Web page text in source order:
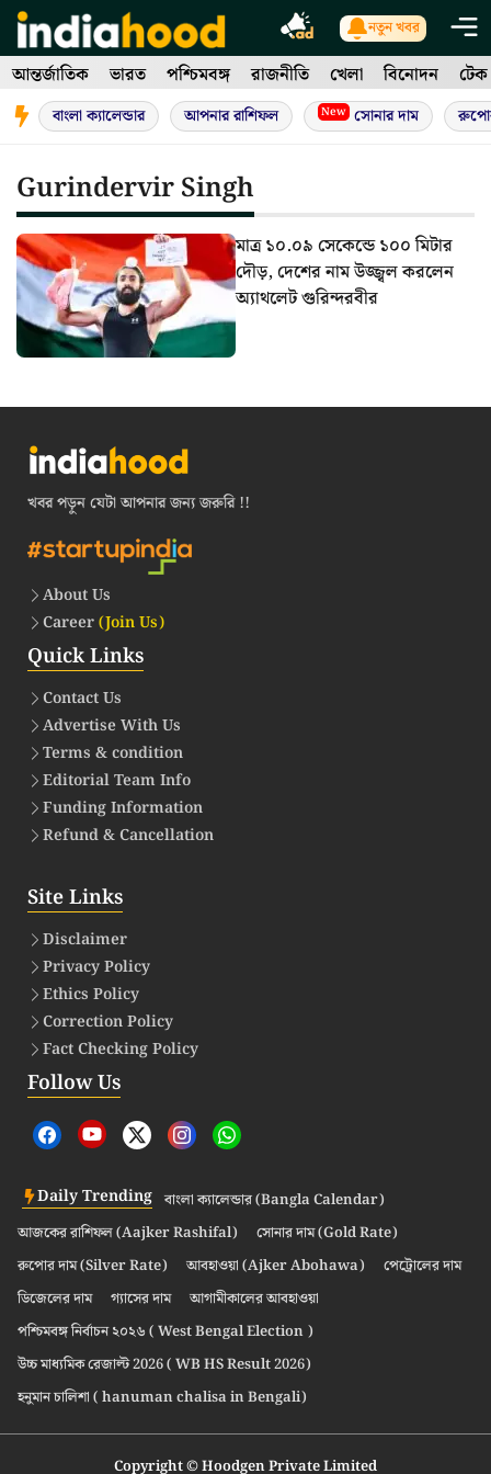
Skip
to
content
নতুন খবর
আন্তর্জাতিক ভারত পশ্চিমবঙ্গ রাজনীতি খেলা বিনোদন টেক
বাংলা ক্যালেন্ডার আপনার রাশিফল New সোনার দাম
Gurindervir Singh
মাত্র ১০.০৯ সেকেন্ডে ১০০ মিটার
দৌড়, দেশের নাম উজ্জ্বল করলেন
অ্যাথলেট গুরিন্দরবীর
খবর পড়ুন যেটা আপনার জন্য জরুরি !!
About Us
Career(Join Us)
Quick Links
Contact Us
Advertise With Us
Terms & condition
Editorial Team Info
Funding Information
Refund & Cancellation
Site Links
Disclaimer
Privacy Policy
Ethics Policy
Correction Policy
Fact Checking Policy
Follow Us
Daily Trending বাংলা ক্যালেন্ডার (Bangla Calendar)
আজকের রাশিফল (Aajker Rashifal)
সোনার দাম (Gold Rate)
রুপোর দাম (Silver Rate)
আবহাওয়া (Ajker Abohawa)
পেট্রোলের দাম
ডিজেলের দাম
গ্যাসের দাম
আগামীকালের আবহাওয়া
পশ্চিমবঙ্গ নির্বাচন ২০২৬ ( West Bengal Election )
উচ্চ মাধ্যমিক রেজাল্ট 2026 ( WB HS Result 2026)
হনুমান চালিশা ( hanuman chalisa in Bengali)
Copyright © Hoodgen Private Limited